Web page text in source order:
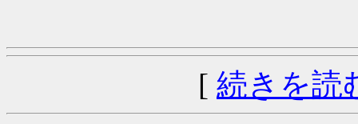
[ 続きを読